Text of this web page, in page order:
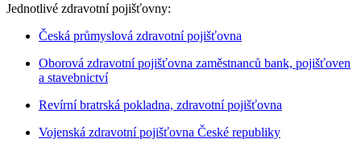
Jednotlivé zdravotní pojišťovny:
Česká průmyslová zdravotní pojišťovna
Oborová zdravotní pojišťovna zaměstnanců bank, pojišťoven
a stavebnictví
Revírní bratrská pokladna, zdravotní pojišťovna
Vojenská zdravotní pojišťovna České republiky